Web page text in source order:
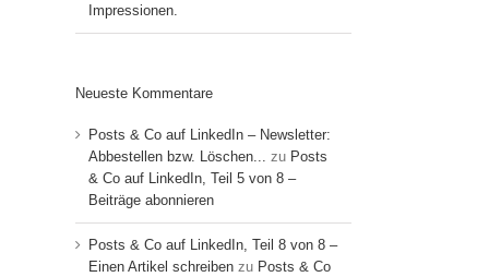
Impressionen.
Neueste Kommentare
Posts & Co auf LinkedIn – Newsletter:
Abbestellen bzw. Löschen...
zu Posts
& Co auf LinkedIn, Teil 5 von 8 –
Beiträge abonnieren
Posts & Co auf LinkedIn, Teil 8 von 8 –
Einen Artikel schreibenzu Posts & Co